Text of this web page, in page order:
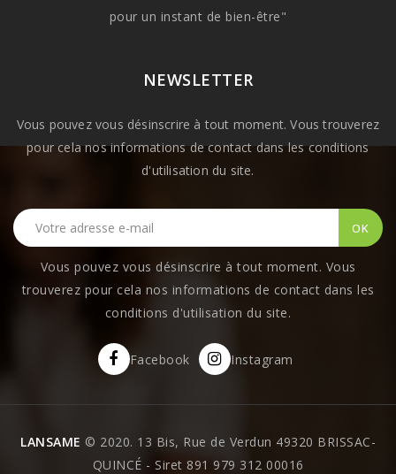
pour un instant de bien-être"
NEWSLETTER
Vous pouvez vous désinscrire à tout moment. Vous trouverez
pour cela nos informations de contact dans les conditions
d'utilisation du site.
Vous pouvez vous désinscrire à tout moment. Vous
trouverez pour cela nos informations de contact dans les
conditions d'utilisation du site.
Facebook Instagram
LANSAME © 2020. 13 Bis, Rue de Verdun 49320 BRISSAC-
QUINCÉ - Siret 891 979 312 00016